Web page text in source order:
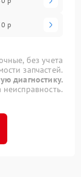
р
без учета
запчастей.
диагностику.